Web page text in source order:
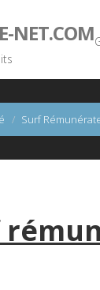
NET.COM
Surf